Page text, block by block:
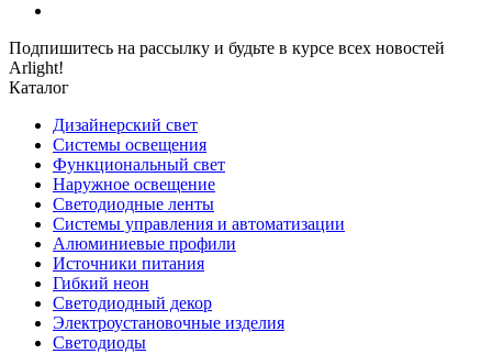
Подпишитесь на рассылку и будьте в курсе всех новостей
Arlight!
Каталог
Дизайнерский свет
Системы освещения
Функциональный свет
Наружное освещение
Светодиодные ленты
Системы управления и автоматизации
Алюминиевые профили
Источники питания
Гибкий неон
Светодиодный декор
Электроустановочные изделия
Светодиоды